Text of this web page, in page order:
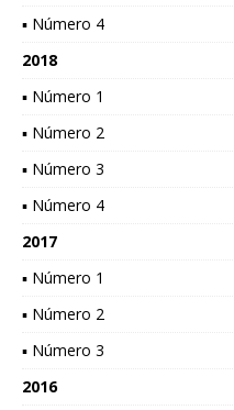
▪ Número 4
2018
▪ Número 1
▪ Número 2
▪ Número 3
▪ Número 4
2017
▪ Número 1
▪ Número 2
▪ Número 3
2016